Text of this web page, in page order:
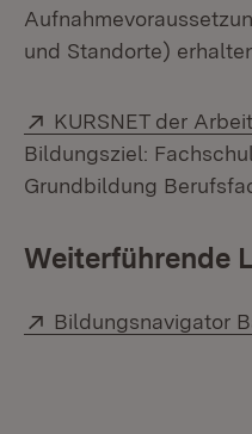
und Standorte)
Extern:
KURSNET der
Bildungsziel:
Grundbildung
Weiterführende
Extern:
Bildungsnavigator